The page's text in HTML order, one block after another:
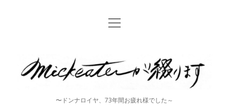
Home
open
mickeater
が
〜ドンナロイヤ、73年間お疲れ様でした～